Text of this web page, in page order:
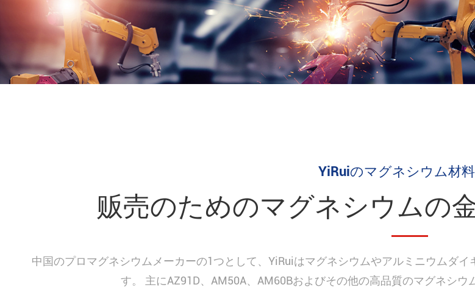
YiRuiのマグネシウム材
贩売のためのマグネシウムの
中国のプロマグネシウムメーカーの1つとして、YiRuiはマグネシウムやアルミニウムダ
す。 主にAZ91D、AM50A、AM60Bおよびその他の高品質のマグネシウ